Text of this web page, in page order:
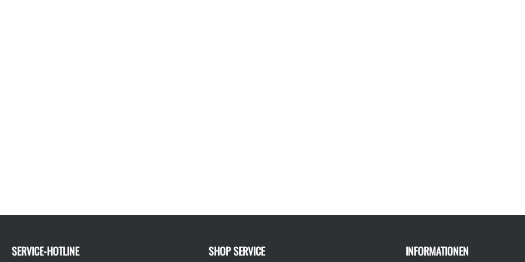
SERVICE-HOTLINE SHOP SERVICE INFORMATIONEN